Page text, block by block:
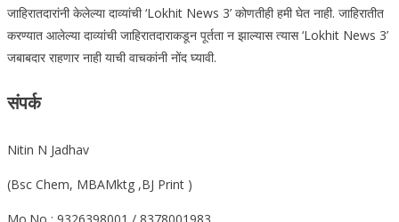
जाहिरातदारांनी केलेल्या दाव्यांची ‘Lokhit News 3’ कोणतीही हमी घेत नाही. जाहिरातीत
करण्यात आलेल्या दाव्यांची जाहिरातदाराकडून पूर्तता न झाल्यास त्यास ‘Lokhit News 3’
जबाबदार राहणार नाही याची वाचकांनी नोंद घ्यावी.
संपर्क
Nitin N Jadhav
(Bsc Chem, MBAMktg ,BJ Print )